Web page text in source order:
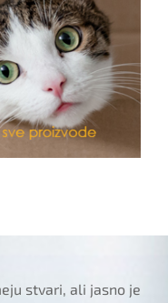
stvari, ali jasno je